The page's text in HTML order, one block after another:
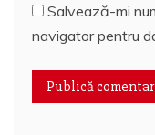
Salvează-mi
navigator pentru